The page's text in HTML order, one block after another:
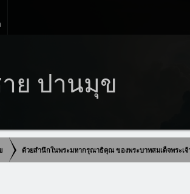
ย ปานมุข
ด้วยสำนึกในพระมหากรุณาธิคุณ ของพระบาทสมเด็จพระเ